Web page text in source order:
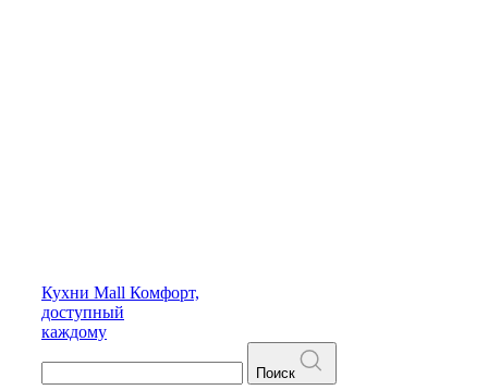
Кухни Mall Комфорт,
доступный
каждому
Поиск